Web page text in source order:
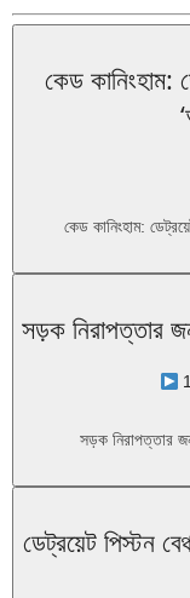
কেড কানিংহাম:
কেড কানিংহাম:
সড়ক নিরাপত্তার
সড়ক নিরাপত্তার
ডেট্রয়েট পিস্টন